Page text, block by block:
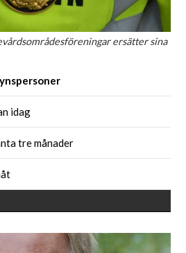
ersätter sina
idag
tre månader